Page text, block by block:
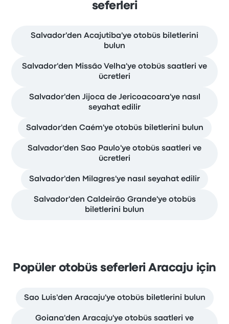
seferleri
Salvador'den Acajutiba'ye otobüs biletlerini
bulun
Salvador'den Missão Velha'ye otobüs saatleri ve
ücretleri
Salvador'den Jijoca de Jericoacoara'ye nasıl
seyahat edilir
Salvador'den Caém'ye otobüs biletlerini bulun
Salvador'den Sao Paulo'ye otobüs saatleri ve
ücretleri
Salvador'den Milagres'ye nasıl seyahat edilir
Salvador'den Caldeirão Grande'ye otobüs
biletlerini bulun
Popüler otobüs seferleri Aracaju için
Sao Luis'den Aracaju'ye otobüs biletlerini bulun
Goiana'den Aracaju'ye otobüs saatleri ve